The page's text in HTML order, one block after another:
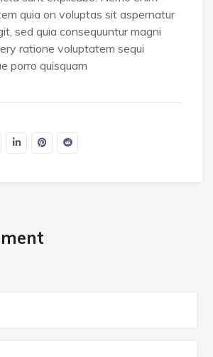
quia on voluptas sit aspernatur
sed quia consequuntur magni
ratione voluptatem sequi
porro quisquam